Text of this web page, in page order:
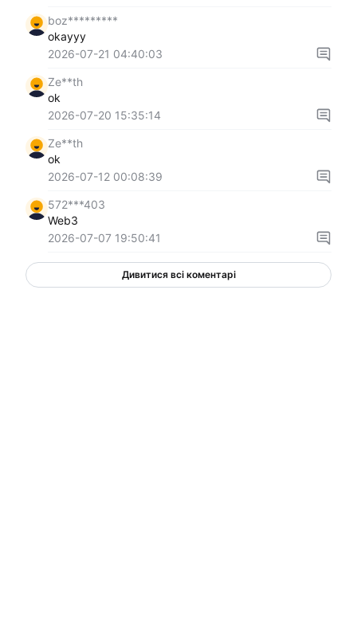
boz*********
okayyy
2026-07-21 04:40:03
Ze**th
ok
2026-07-20 15:35:14
Ze**th
ok
2026-07-12 00:08:39
572***403
Web3
2026-07-07 19:50:41
Дивитися всі коментарі